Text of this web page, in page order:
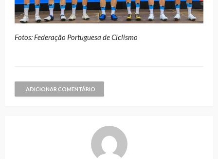
Fotos: Federação Portuguesa de Ciclismo
ADICIONAR COMENTÁRIO